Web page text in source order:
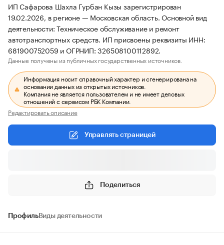
ИП Сафарова Шахла Гурбан Кызы зарегистрирован
19.02.2026, в регионе — Московская область. Основной вид
деятельности: Техническое обслуживание и ремонт
автотранспортных средств. ИП присвоены реквизиты ИНН:
681900752059 и ОГРНИП: 326508100112892.
Данные получены из публичных государственных источников.
Информация носит справочный характер и сгенерирована на
основании данных из открытых источников.
Компания не является пользователем и не имеет деловых
отношений с сервисом РБК Компании.
Редактировать описание
Управлять страницей
Поделиться
ПрофильВиды деятельности